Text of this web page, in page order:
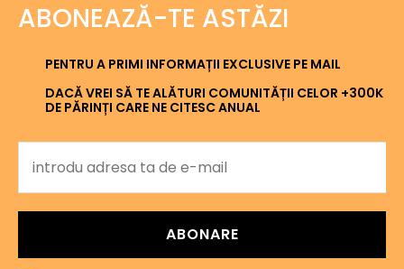
ABONEAZĂ-TE ASTĂZI
PENTRU A PRIMI INFORMAȚII EXCLUSIVE PE MAIL
DACĂ VREI SĂ TE ALĂTURI COMUNITĂȚII CELOR +300K
DE PĂRINȚI CARE NE CITESC ANUAL
ABONARE